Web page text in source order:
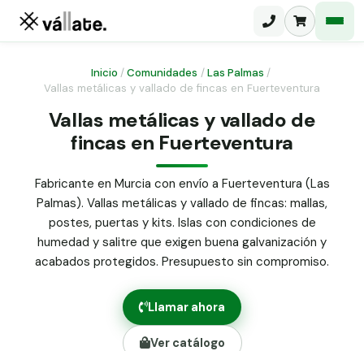
Malla ganadera
Malla simple torsión
Malla triple torsión
Panel malla H.
Puerta abatible dos hojas
Puerta acceso peatonal
Poste malla Hércules
Poste malla simple torsión
Alambre de espino galvanizado
Alambre liso galvanizado
Malla ocultación 70 g/m² verde
Abrazadera PVC malla H.
Inicio /Comunidades / Las Palmas /
Vallas metálicas y vallado de fincas en Fuerteventura
Vallas metálicas y vallado de
fincas en Fuerteventura
Fabricante en Murcia con envío a Fuerteventura (Las
Palmas). Vallas metálicas y vallado de fincas: mallas,
postes, puertas y kits. Islas con condiciones de
humedad y salitre que exigen buena galvanización y
acabados protegidos. Presupuesto sin compromiso.
Llamar ahora
Ver catálogo